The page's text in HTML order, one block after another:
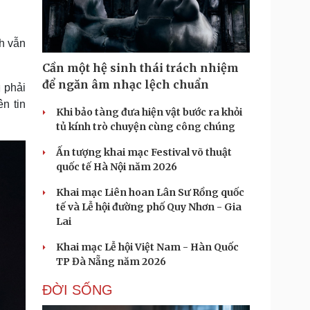
Doanh nghiệp 24h
Vì cộng đồng
Tin Công nghệ
Trải nghiệm
Chuyển đổi số
vấn
Tour
Podcast
Câu chuyện thời sự
Đọc truyện đêm khuya
Cửa sổ tình yêu
Hạt giống tâm hồn
vẫn
phải
tin
Cần một hệ sinh thái trách nhiệm
để ngăn âm nhạc lệch chuẩn
Khi bảo tàng đưa hiện vật bước ra khỏi
tủ kính trò chuyện cùng công chúng
Ấn tượng khai mạc Festival võ thuật
quốc tế Hà Nội năm 2026
Khai mạc Liên hoan Lân Sư Rồng quốc
tế và Lễ hội đường phố Quy Nhơn - Gia
Lai
Khai mạc Lễ hội Việt Nam - Hàn Quốc
TP Đà Nẵng năm 2026
ĐỜI SỐNG